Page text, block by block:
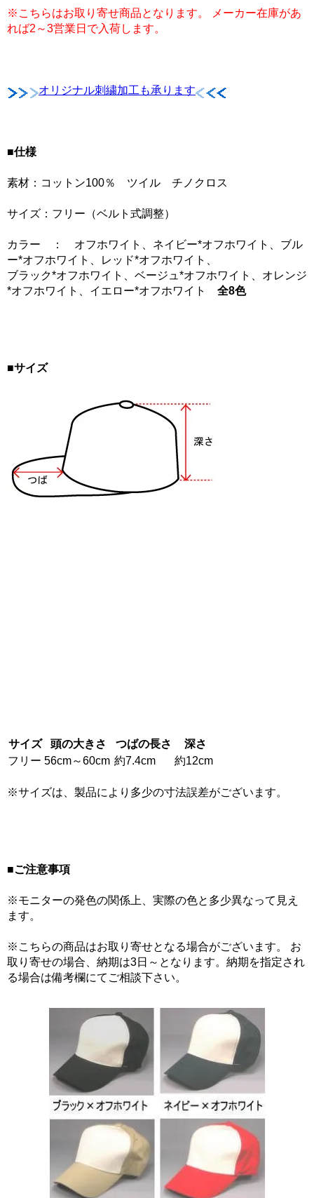
※こちらはお取り寄せ商品となります。 メーカー在庫があ
れば2～3営業日で入荷します。
オリジナル刺繍加工も承ります
■仕様
素材：コットン100％ ツイル チノクロス
サイズ：フリー（ベルト式調整）
カラー ： オフホワイト、ネイビー*オフホワイト、ブル
ー*オフホワイト、レッド*オフホワイト、
ブラック*オフホワイト、ベージュ*オフホワイト、オレンジ
*オフホワイト、イエロー*オフホワイト
全8色
■サイズ
サイズ 頭の大きさ つばの長さ
深さ
フリー 56cm～60cm 約7.4cm 約12cm
※サイズは、製品により多少の寸法誤差がございます。
■ご注意事項
※モニターの発色の関係上、実際の色と多少異なって見え
ます。
※こちらの商品はお取り寄せとなる場合がございます。 お
取り寄せの場合、納期は3日～となります。納期を指定され
る場合は備考欄にてご相談下さい。